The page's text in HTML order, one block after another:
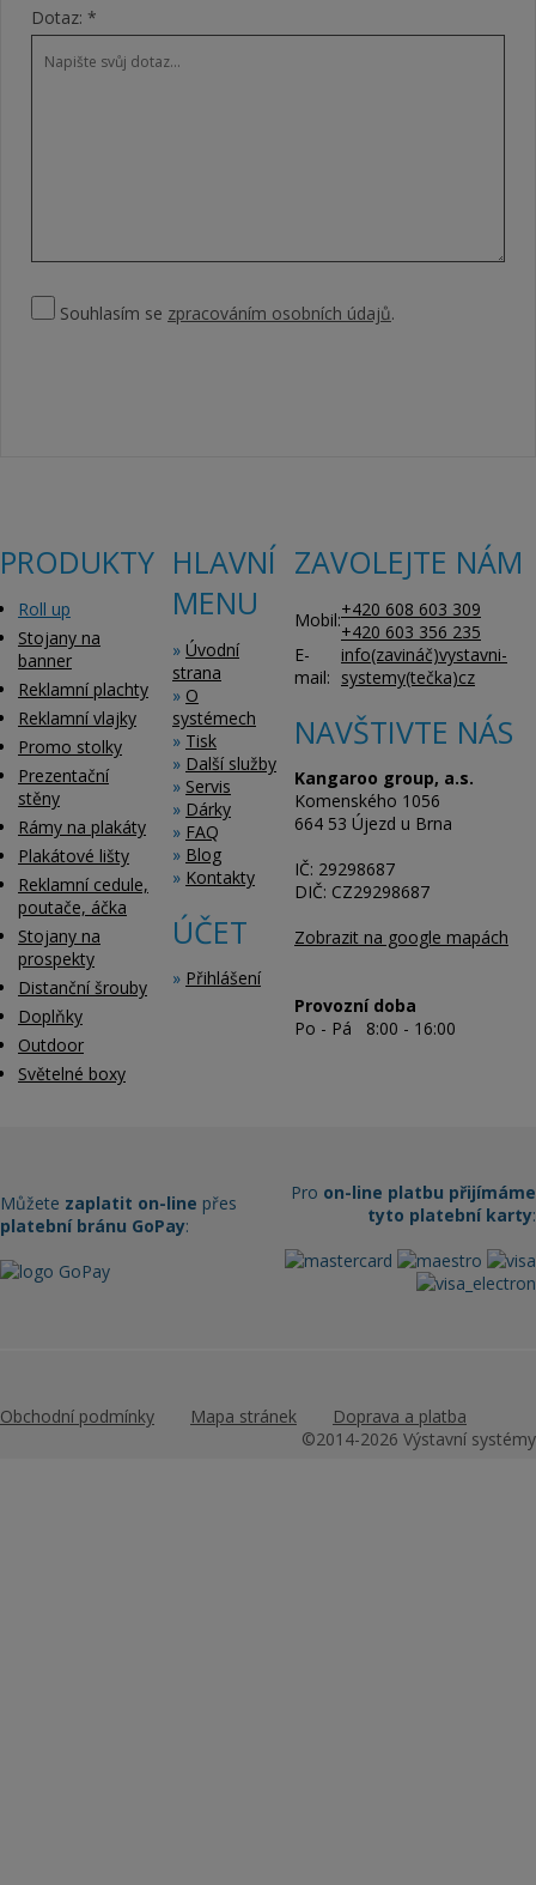
Dotaz: *
Souhlasím se zpracováním osobních údajů.
PRODUKTY
Roll up
Stojany na
banner
Reklamní plachty
Reklamní vlajky
Promo stolky
Prezentační
stěny
Rámy na plakáty
Plakátové lišty
Reklamní cedule,
poutače, áčka
Stojany na
prospekty
Distanční šrouby
Doplňky
Outdoor
Světelné boxy
HLAVNÍ
MENU
» Úvodní
strana
» O
systémech
» Tisk
» Další služby
» Servis
» Dárky
» FAQ
» Blog
» Kontakty
ÚČET
» Přihlášení
ZAVOLEJTE NÁM
Mobil:+420 608 603 309
+420 603 356 235
E-
mail:
info(zavináč)vystavni-
systemy(tečka)cz
NAVŠTIVTE NÁS
Kangaroo group, a.s.
Komenského 1056
664 53 Újezd u Brna
IČ: 29298687
DIČ: CZ29298687
Zobrazit na google mapách
Provozní doba
Po - Pá 8:00 - 16:00
Můžete zaplatit on-line přes
platební bránu GoPay:
Pro on-line platbu přijímáme
tyto platební karty:
Obchodní podmínky Mapa stránek
Doprava a platba
©2014-2026 Výstavní systémy